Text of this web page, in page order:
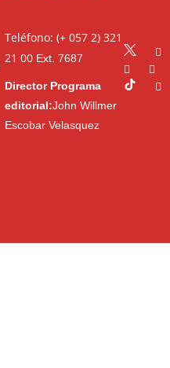
Teléfono: (+ 057 2) 321
21 00Ext. 7687
Director Programa
editorial:John Willmer
Escobar Velasquez